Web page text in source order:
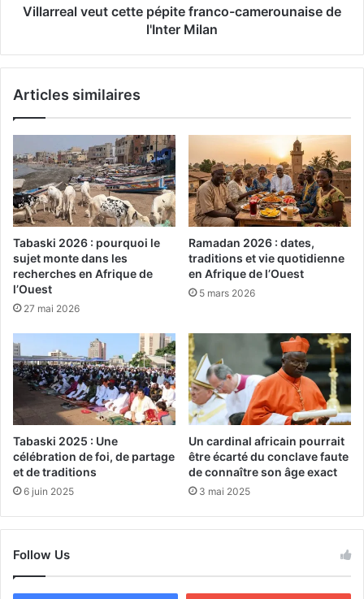
Villarreal veut cette pépite franco-camerounaise de
l'Inter Milan
Articles similaires
Tabaski 2026 : pourquoi le
sujet monte dans les
recherches en Afrique de
l’Ouest
27 mai 2026
Ramadan 2026 : dates,
traditions et vie quotidienne
en Afrique de l’Ouest
5 mars 2026
Tabaski 2025 : Une
célébration de foi, de partage
et de traditions
6 juin 2025
Un cardinal africain pourrait
être écarté du conclave faute
de connaître son âge exact
3 mai 2025
Follow Us